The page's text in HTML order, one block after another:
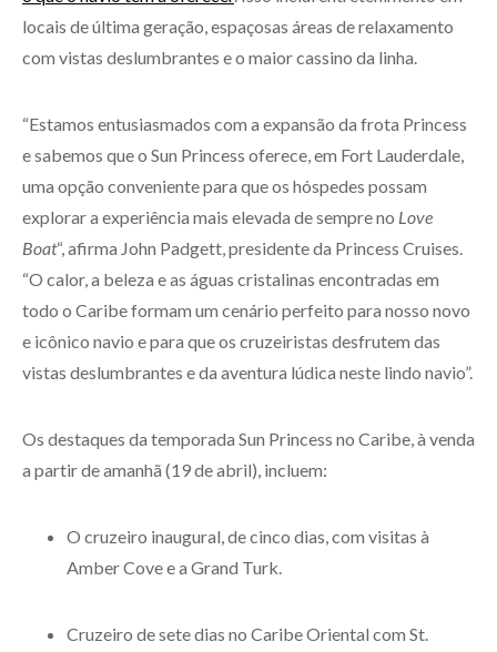
locais de última geração, espaçosas áreas de relaxamento
com vistas deslumbrantes e o maior cassino da linha.
“Estamos entusiasmados com a expansão da frota Princess
e sabemos que o Sun Princess oferece, em Fort Lauderdale,
uma opção conveniente para que os hóspedes possam
explorar a experiência mais elevada de sempre no Love
Boat“, afirma John Padgett, presidente da Princess Cruises.
“O calor, a beleza e as águas cristalinas encontradas em
todo o Caribe formam um cenário perfeito para nosso novo
e icônico navio e para que os cruzeiristas desfrutem das
vistas deslumbrantes e da aventura lúdica neste lindo navio”.
Os destaques da temporada Sun Princess no Caribe, à venda
a partir de amanhã (19 de abril), incluem:
O cruzeiro inaugural, de cinco dias, com visitas à
Amber Cove e a Grand Turk.
Cruzeiro de sete dias no Caribe Oriental com St.